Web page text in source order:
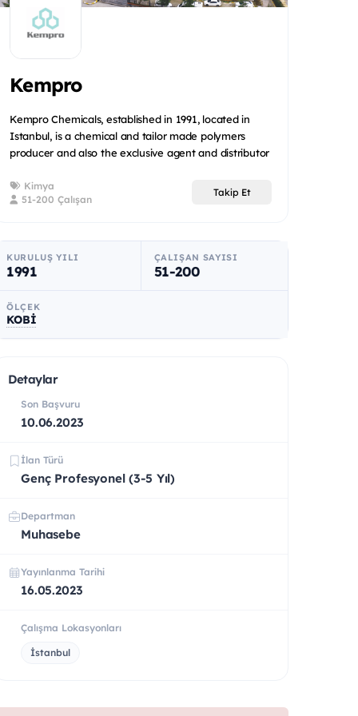
Kempro
Kempro Chemicals, established in 1991, located in
Istanbul, is a chemical and tailor made polymers
producer and also the exclusive agent and distributor
Kimya
51-200 Çalışan
Takip Et
KURULUŞ YILI
1991
ÇALIŞAN SAYISI
51-200
ÖLÇEK
KOBİ
Detaylar
Son Başvuru
10.06.2023
İlan Türü
Genç Profesyonel (3-5 Yıl)
Departman
Muhasebe
Yayınlanma Tarihi
16.05.2023
Çalışma Lokasyonları
İstanbul